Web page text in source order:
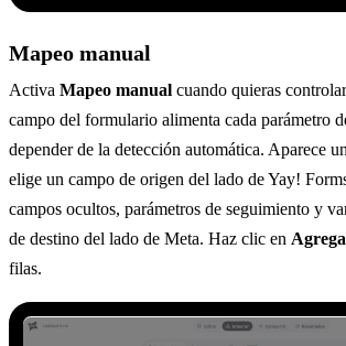
Mapeo manual
Activa Mapeo manual cuando quieras
campo del formulario alimenta cada parámetro
depender de la detección automática. Aparece
elige un campo de origen del lado de Yay!
campos ocultos, parámetros de seguimiento y
de destino del lado de Meta. Haz clic en
filas.